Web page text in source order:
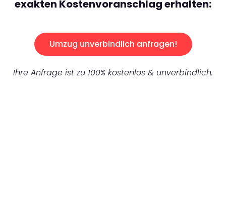
exakten Kostenvoranschlag erhalten:
Umzug unverbindlich anfragen!
Ihre Anfrage ist zu 100% kostenlos & unverbindlich.